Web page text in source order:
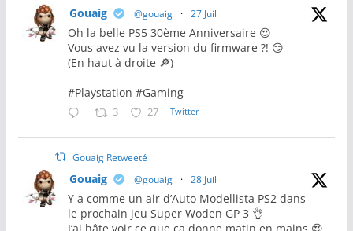
Gouaig @gouaig · 27 Juil
Oh la belle PS5 30ème Anniversaire 😍
Vous avez vu la version du firmware ?! 😏
(En haut à droite 🔎)
-
#Playstation #Gaming
3 27 Twitter
Gouaig Retweeté
Gouaig @gouaig · 28 Juil
Y a comme un air d’Auto Modellista PS2 dans
le prochain jeu Super Woden GP 3 👌